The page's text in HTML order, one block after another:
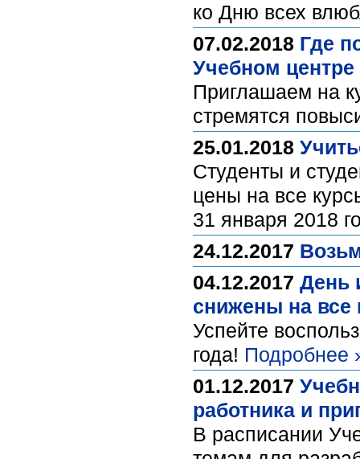
ко Дню всех
07.02.2018 Где
Учебном
Приглашаем на
стремятся
25.01.2018
Студенты и
цены на все
31 января 2018
24.12.2017
04.12.2017 День
снижены на все
Успейте
года! Подробнее
01.12.2017
работника и
В расписании